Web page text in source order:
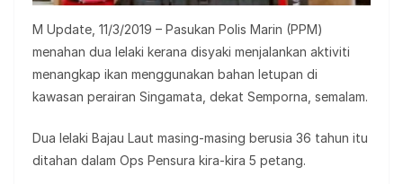
M Update, 11/3/2019 – Pasukan Polis Marin (PPM)
menahan dua lelaki kerana disyaki menjalankan aktiviti
menangkap ikan menggunakan bahan letupan di
kawasan perairan Singamata, dekat Semporna, semalam.
Dua lelaki Bajau Laut masing-masing berusia 36 tahun itu
ditahan dalam Ops Pensura kira-kira 5 petang.